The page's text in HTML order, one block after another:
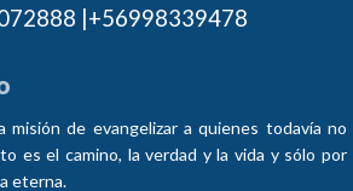
|+56998339478
misión de evangelizar a quienes todavía no
es el camino, la verdad y la vida y sólo por
eterna.